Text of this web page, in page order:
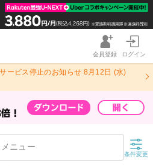
会員登録 ログイン
ービス停止のお知らせ 8月12日 (水)
条件変更